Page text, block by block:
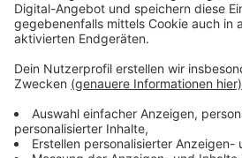
Wir benötigen
Zustimmung, um den
Video-Service zu
Wir verwenden einen
Drittanbieters, um
einzubetten. Dieser
Daten zu Ihren